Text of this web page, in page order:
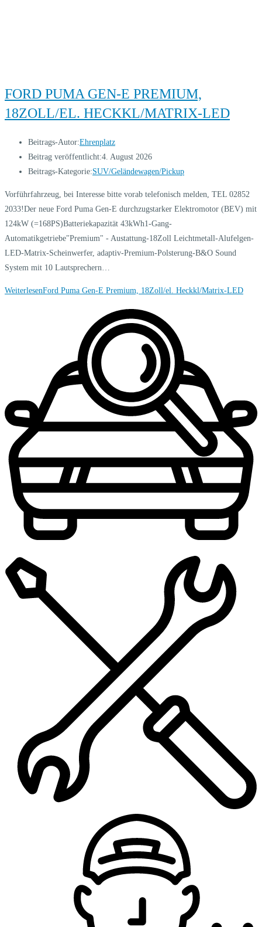
FORD PUMA GEN-E PREMIUM,
18ZOLL/EL. HECKKL/MATRIX-LED
Beitrags-Autor:Ehrenplatz
Beitrag veröffentlicht:4. August 2026
Beitrags-Kategorie:SUV/Geländewagen/Pickup
Vorführfahrzeug, bei Interesse bitte vorab telefonisch melden, TEL 02852
2033!Der neue Ford Puma Gen-E durchzugstarker Elektromotor (BEV) mit
124kW (=168PS)Batteriekapazität 43kWh1-Gang-
Automatikgetriebe"Premium" - Austattung-18Zoll Leichtmetall-Alufelgen-
LED-Matrix-Scheinwerfer, adaptiv-Premium-Polsterung-B&O Sound
System mit 10 Lautsprechern…
WeiterlesenFord Puma Gen-E Premium, 18Zoll/el. Heckkl/Matrix-LED